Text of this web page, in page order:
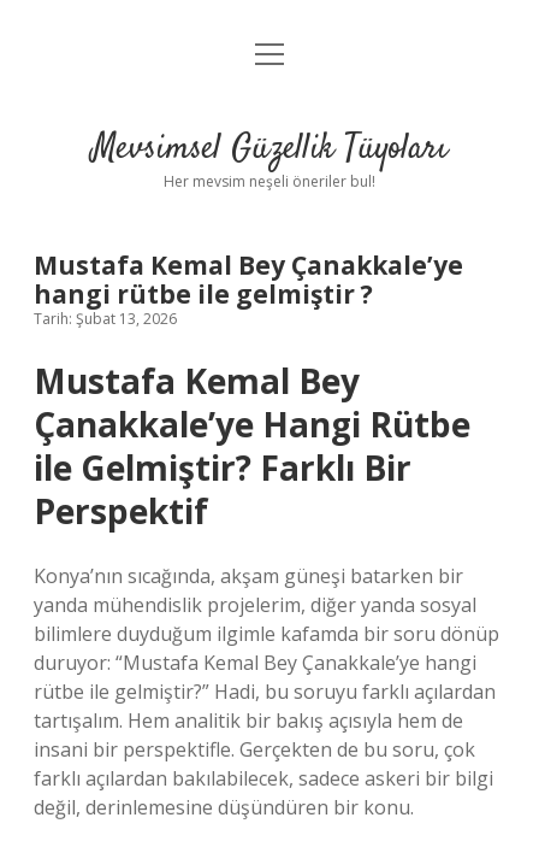
Anasayfa
Yasal Uyarı
menüyü
Mevsimsel Güzellik Tüyoları
Her mevsim neşeli öneriler bul!
Mustafa Kemal Bey Çanakkale’ye
hangi rütbe ile gelmiştir ?
Tarih: Şubat 13, 2026
Mustafa Kemal Bey
Çanakkale’ye Hangi Rütbe
ile Gelmiştir? Farklı Bir
Perspektif
Konya’nın sıcağında, akşam güneşi batarken bir
yanda mühendislik projelerim, diğer yanda sosyal
bilimlere duyduğum ilgimle kafamda bir soru dönüp
duruyor: “Mustafa Kemal Bey Çanakkale’ye hangi
rütbe ile gelmiştir?” Hadi, bu soruyu farklı açılardan
tartışalım. Hem analitik bir bakış açısıyla hem de
insani bir perspektifle. Gerçekten de bu soru, çok
farklı açılardan bakılabilecek, sadece askeri bir bilgi
değil, derinlemesine düşündüren bir konu.